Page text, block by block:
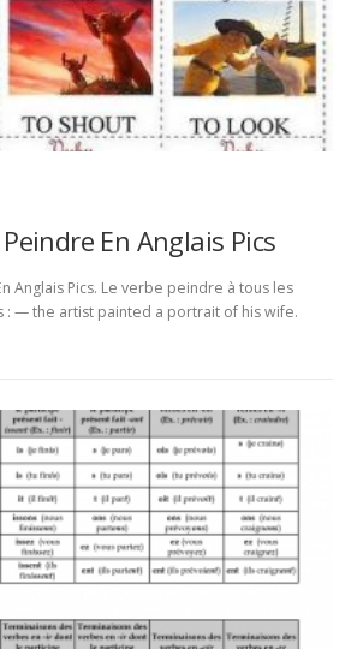
En Anglais Pics
Anglais Pics. Le verbe peindre à tous les
: — the artist painted a portrait of his wife.